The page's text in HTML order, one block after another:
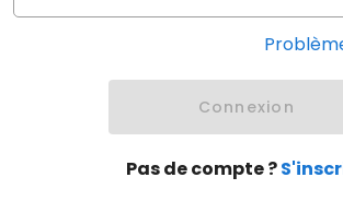
Connexion
Pas de compte ?